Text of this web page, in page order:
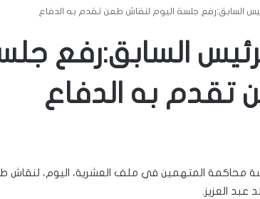
السابق:رفع جلسة اليوم لنقاش طعن تقدم به الدفاع
السابق:رفع
تقدم به الدفاع
محاكمة المتهمين في ملف العشرية، اليوم،
عبد العزيز.